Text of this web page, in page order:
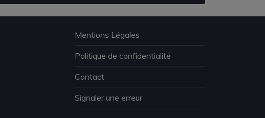
Mentions Légales
Politique de confidentialité
Contact
Signaler une erreur